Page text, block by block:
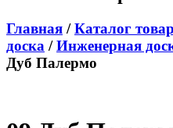
Главная /Каталог
доска /Инженерная
Дуб Палермо